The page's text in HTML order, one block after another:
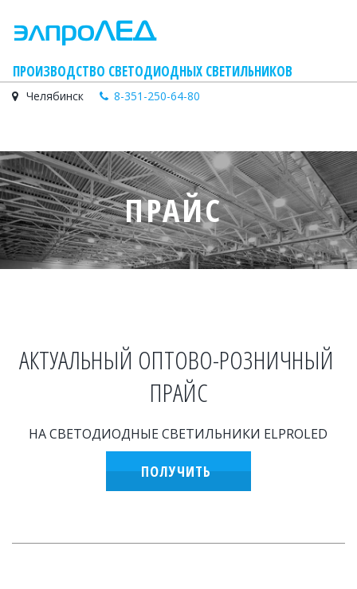
    ПРОИЗВОДСТВО СВЕТОДИОДНЫХ СВЕТИЛЬНИКОВ
Челябинск 8-351-250-64-80
ПРАЙС
АКТУАЛЬНЫЙ ОПТОВО-РОЗНИЧНЫЙ
ПРАЙС
НА СВЕТОДИОДНЫЕ СВЕТИЛЬНИКИ ELPROLED
ПОЛУЧИТЬ